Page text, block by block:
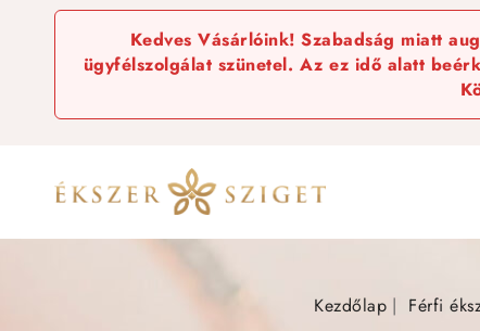
Kedves Vásárlóink! Szabadság miatt
ügyfélszolgálat szünetel. Az ez idő alatt
Kezdőlap Férfi